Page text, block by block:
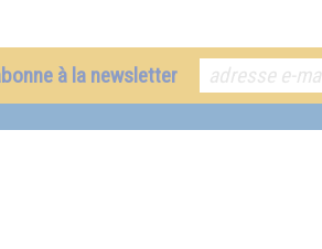
à la newsletter